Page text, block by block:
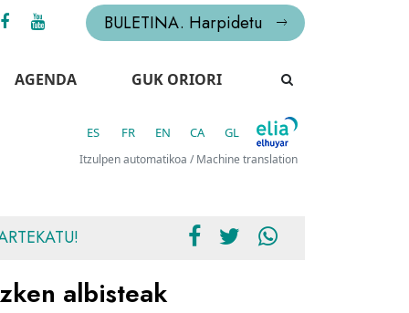
BULETINA. Harpidetu
AGENDA GUK ORIORI
ES FR EN CA GL
Itzulpen automatikoa / Machine translation
albisteak